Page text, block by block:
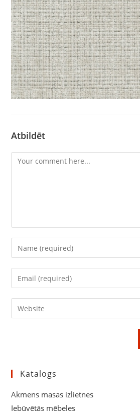
Atbildēt
Comment
Enter
your
name
comment
Enter
your
email
address
Enter
your
Katalogs
Akmens masas izlietnes
Iebūvētās mēbeles